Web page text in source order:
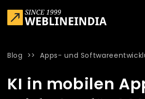
Blog >>Apps- und
KI in mobilen